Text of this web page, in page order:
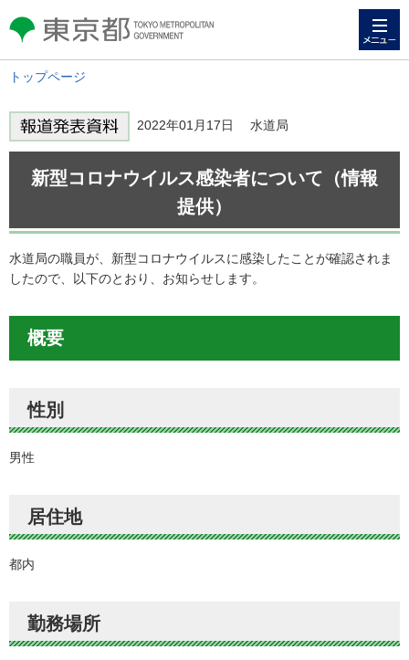
東京都 TOKYO METROPOLITAN
GOVERNMENT
トップページ
2022年01月17日 水道局
新型コロナウイルス感染者について（情報
提供）
水道局の職員が、新型コロナウイルスに感染したことが確認されま
したので、以下のとおり、お知らせします。
概要
性別
男性
居住地
都内
勤務場所